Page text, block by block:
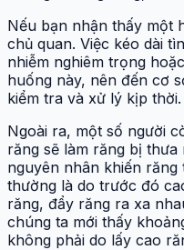
Nếu bạn nhận thấy một
chủ quan. Việc kéo dài
nhiễm nghiêm trọng
huống này, nên đến cơ
kiểm tra và xử lý kịp thời.
Ngoài ra, một số người
răng sẽ làm răng bị
nguyên nhân khiến
thường là do trước đó
răng, đẩy răng ra xa
chúng ta mới thấy
không phải do lấy cao